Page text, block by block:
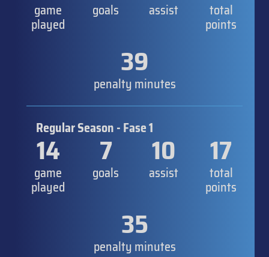
game
played
goals assist total
points
39
penalty minutes
Regular Season - Fase 1
14
game
played
7
goals
10
assist
17
total
points
35
penalty minutes